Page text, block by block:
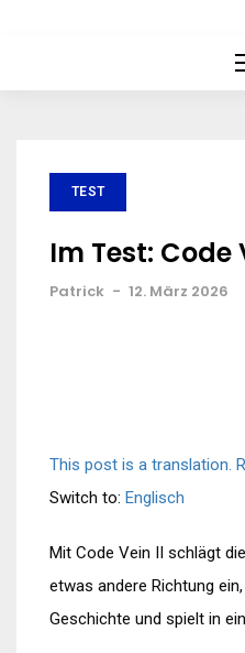
TEST
Im Test: Code
Patrick - 12. März 2026
This post is a translation.
Switch to: Englisch
Mit Code Vein II schlägt
etwas andere Richtung
Geschichte und spielt in